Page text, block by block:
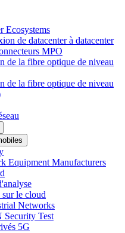
Ecosystems
de datacenter à datacenter
MPO
de la fibre optique de niveau
de la fibre optique de niveau
Equipment Manufacturers
sur le cloud
Networks
Security Test
5G